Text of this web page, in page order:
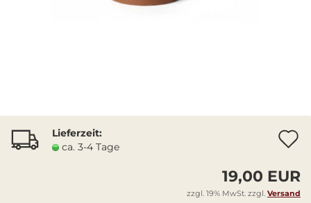
Lieferzeit:
ca. 3-4 Tage
19,00 EUR
zzgl. 19% MwSt. zzgl. Versand